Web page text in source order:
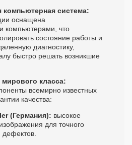
система:
оснащена
компьютерами, что
состояние работы и
диагностику,
быстро решать возникшие
класса:
всемирно известных
качества:
(Германия): высокое
для точного